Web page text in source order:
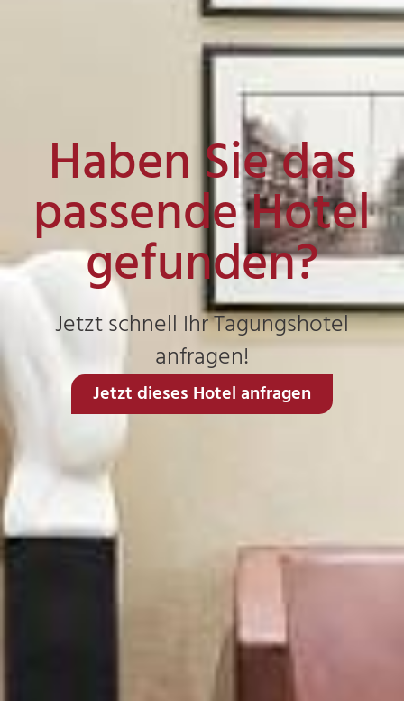
Haben Sie das
passende Hotel
gefunden?
Jetzt schnell Ihr Tagungshotel
anfragen!
Jetzt dieses Hotel anfragen